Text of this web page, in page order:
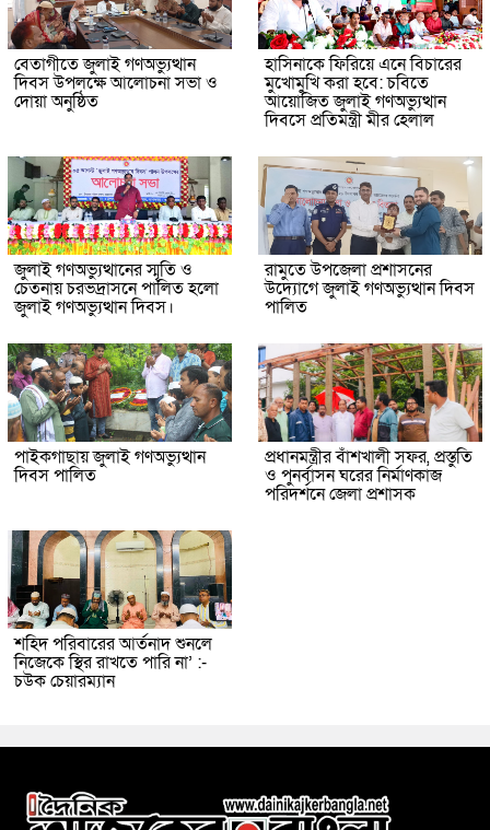
বেতাগীতে জুলাই গণঅভ্যুত্থান
দিবস উপলক্ষে আলোচনা সভা ও
দোয়া অনুষ্ঠিত
হাসিনাকে ফিরিয়ে এনে বিচারের
মুখোমুখি করা হবে: চবিতে
আয়োজিত জুলাই গণঅভ্যুত্থান
দিবসে প্রতিমন্ত্রী মীর হেলাল
জুলাই গণঅভ্যুত্থানের স্মৃতি ও
চেতনায় চরভদ্রাসনে পালিত হলো
জুলাই গণঅভ্যুত্থান দিবস।
রামুতে উপজেলা প্রশাসনের
উদ্যোগে জুলাই গণঅভ্যুত্থান দিবস
পালিত
পাইকগাছায় জুলাই গণঅভ্যুত্থান
দিবস পালিত
প্রধানমন্ত্রীর বাঁশখালী সফর, প্রস্তুতি
ও পুনর্বাসন ঘরের নির্মাণকাজ
পরিদর্শনে জেলা প্রশাসক
শহিদ পরিবারের আর্তনাদ শুনলে
নিজেকে স্থির রাখতে পারি না’ :-
চউক চেয়ারম্যান